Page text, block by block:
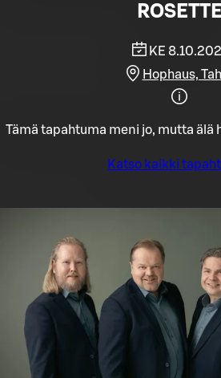
ROSETTE
KE
Hophaus,
Tämä tapahtuma meni jo, mutta älä
Katso kaikki